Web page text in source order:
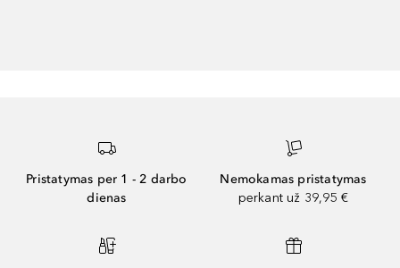
Pristatymas per 1 - 2 darbo
dienas
Nemokamas pristatymas
perkant už 39,95 €